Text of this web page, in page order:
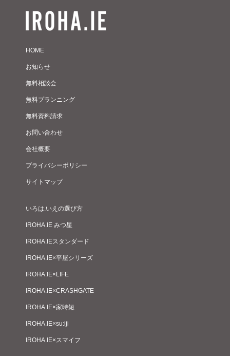
HOME
お知らせ
無料相談会
無料プランニング
無料資料請求
お問い合わせ
会社概要
プライバシーポリシー
サイトマップ
いろは.いえの選び方
IROHA.IE みつ星
IROHA.IEスタンダード
IROHA.IE×平屋シリーズ
IROHA.IE×LIFE
IROHA.IE×CRASHGATE
IROHA.IE×家時短
IROHA.IE×su:iji
IROHA.IE×スマイフ